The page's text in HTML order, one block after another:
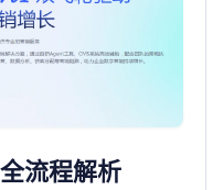
流程解析